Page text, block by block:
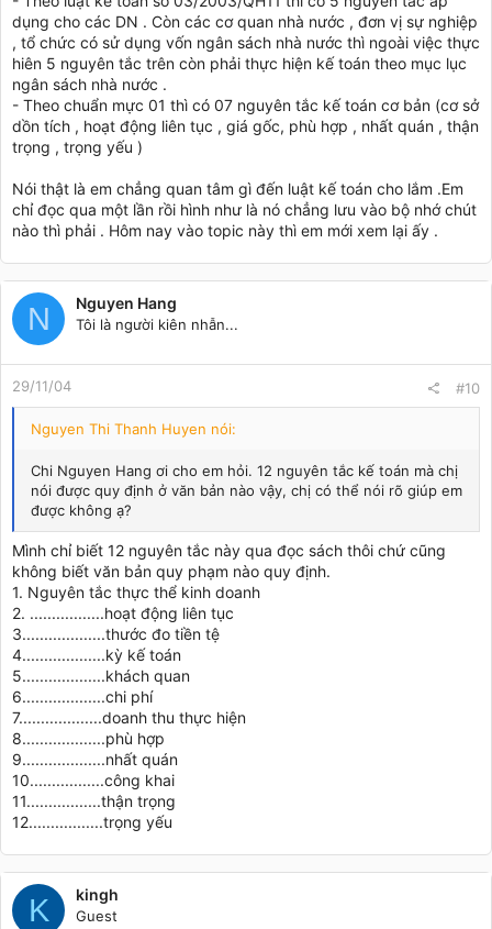
dụng cho các DN . Còn các cơ quan nhà nước , đơn vị sự nghiệp
, tổ chức có sử dụng vốn ngân sách nhà nước thì ngoài việc thực
hiên 5 nguyên tắc trên còn phải thực hiện kế toán theo mục lục
ngân sách nhà nước .
- Theo chuẩn mực 01 thì có 07 nguyên tắc kế toán cơ bản (cơ sở
dồn tích , hoạt động liên tục , giá gốc, phù hợp , nhất quán , thận
trọng , trọng yếu )
Nói thật là em chẳng quan tâm gì đến luật kế toán cho lắm .Em
chỉ đọc qua một lần rồi hình như là nó chẳng lưu vào bộ nhớ chút
nào thì phải . Hôm nay vào topic này thì em mới xem lại ấy .
N Nguyen Hang
Tôi là người kiên nhẫn...
29/11/04 #10
Nguyen Thi Thanh Huyen nói:
Chi Nguyen Hang ơi cho em hỏi. 12 nguyên tắc kế toán mà chị
nói được quy định ở văn bản nào vậy, chị có thể nói rõ giúp em
được không ạ?
Mình chỉ biết 12 nguyên tắc này qua đọc sách thôi chứ cũng
không biết văn bản quy phạm nào quy định.
1. Nguyên tắc thực thể kinh doanh
2. .................hoạt động liên tục
3...................thước đo tiền tệ
4...................kỳ kế toán
5...................khách quan
6...................chi phí
7...................doanh thu thực hiện
8...................phù hợp
9...................nhất quán
10.................công khai
11.................thận trọng
12.................trọng yếu
K kingh
Guest